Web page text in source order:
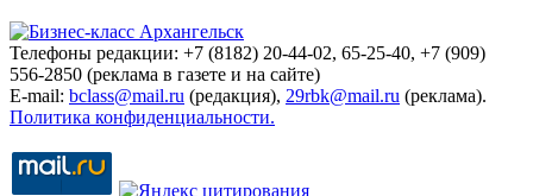
Телефоны редакции: +7 (8182) 20-44-02, 65-25-40, +7 (909)
556-2850 (реклама в газете и на сайте)
E-mail: bclass@mail.ru (редакция), 29rbk@mail.ru (реклама).
Политика конфиденциальности.